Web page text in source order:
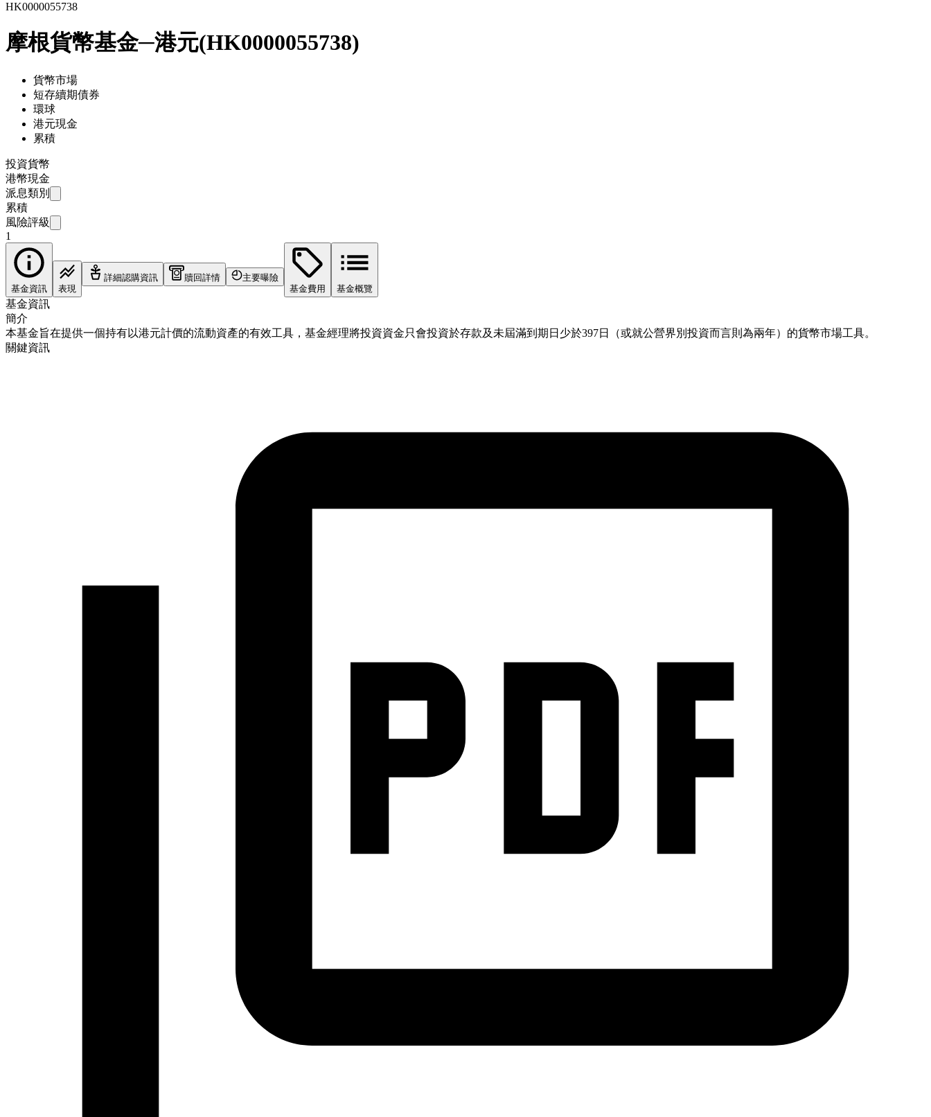
HK0000055738
摩根貨幣基金─港元(HK0000055738)
貨幣市場
短存續期債券
環球
港元現金
累積
投資貨幣
港幣現金
派息類別
累積
風險評級
1
基金資訊 表現
詳細認購資訊 贖回詳情
主要曝險
基金費用
基金概覽
基金資訊
簡介
本基金旨在提供一個持有以港元計價的流動資產的有效工具，基金經理將投資資金只會投資於存款及未屆滿到期日少於397日（或就公營界別投資而言則為兩年）的貨幣市場工具。
關鍵資訊